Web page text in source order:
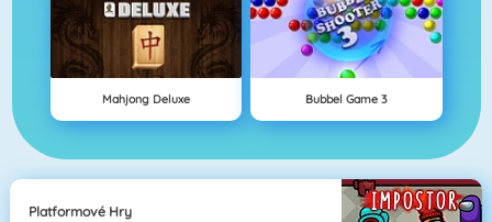
Mahjong Deluxe Bubbel Game 3
Platformové Hry